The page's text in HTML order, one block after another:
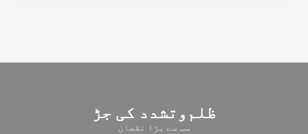
ظلم‌وتشدد کی جڑ
سب سے بڑا نقصان